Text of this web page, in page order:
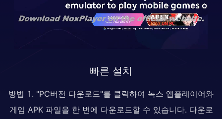
빠른 설치
방법 1. "PC버전 다운로드"를 클릭하여 녹스 앱플레이어와
게임 APK 파일을 한 번에 다운로드할 수 있습니다. 다운로